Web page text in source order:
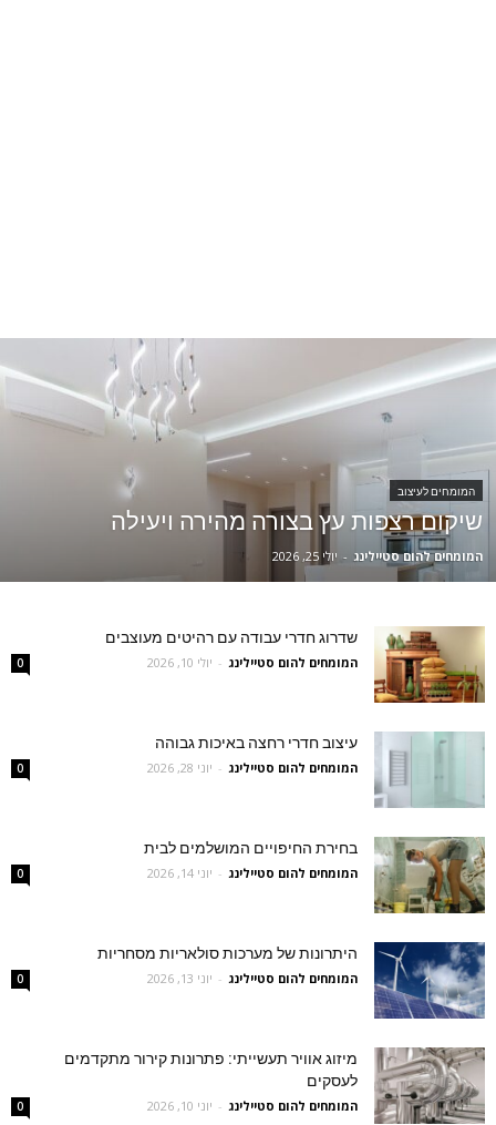
המומחים לעיצוב
שיקום רצפות עץ בצורה מהירה ויעילה
המומחים להום סטיילינג - יולי 25, 2026
שדרוג חדרי עבודה עם רהיטים מעוצבים
המומחים להום סטיילינג - יולי 10, 2026 0
עיצוב חדרי רחצה באיכות גבוהה
המומחים להום סטיילינג - יוני 28, 2026 0
בחירת החיפויים המושלמים לבית
המומחים להום סטיילינג - יוני 14, 2026 0
היתרונות של מערכות סולאריות מסחריות
המומחים להום סטיילינג - יוני 13, 2026 0
מיזוג אוויר תעשייתי: פתרונות קירור מתקדמים
לעסקים
המומחים להום סטיילינג - יוני 10, 2026 0